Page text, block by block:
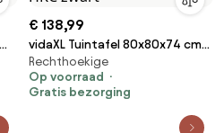
€ 138,99
vidaXL Tuintafel 80x80x74 cm
aluminium en HKC zwart
Rechthoekige
Op voorraad
Gratis bezorging